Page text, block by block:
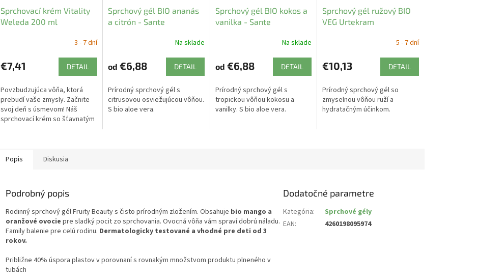
Sprchovací krém Vitality
Weleda 200 ml
3 - 7 dní
€7,41 DETAIL
Povzbudzujúca vôňa, ktorá
prebudí vaše zmysly. Začnite
svoj deň s úsmevom! Náš
sprchovací krém so šťavnatým
Sprchový gél BIO ananás
a citrón - Sante
Na sklade
od €6,88 DETAIL
Prírodný sprchový gél s
citrusovou osviežujúcou vôňou.
S bio aloe vera.
Sprchový gél BIO kokos a
vanilka - Sante
Na sklade
od €6,88 DETAIL
Prírodný sprchový gél s
tropickou vôňou kokosu a
vanilky. S bio aloe vera.
Sprchový gél ružový BIO
VEG Urtekram
5 - 7 dní
€10,13 DETAIL
Prírodný sprchový gél so
zmyselnou vôňou ruží a
hydratačným účinkom.
Popis Diskusia
Podrobný popis
Rodinný sprchový gél Fruity Beauty s čisto prírodným zložením. Obsahuje bio mango a
oranžové ovocie pre sladký pocit zo sprchovania. Ovocná vôňa vám spraví dobrú náladu.
Family balenie pre celú rodinu. Dermatologicky testované a vhodné pre deti od 3
rokov.
Približne 40% úspora plastov v porovnaní s rovnakým množstvom produktu plneného v
tubách
Dodatočné parametre
Kategória:
Sprchové gély
EAN: 4260198095974